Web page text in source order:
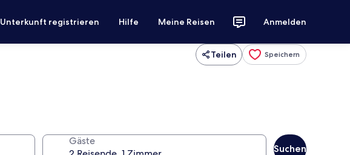
Unterkunft registrieren Hilfe Meine Reisen Anmelden
Teilen Speichern
Gäste
Suchen